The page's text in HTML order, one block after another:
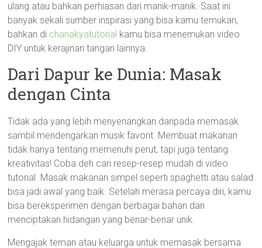
ulang atau bahkan perhiasan dari manik-manik. Saat ini
banyak sekali sumber inspirasi yang bisa kamu temukan,
bahkan di chanakyatutorial kamu bisa menemukan video
DIY untuk kerajinan tangan lainnya.
Dari Dapur ke Dunia: Masak
dengan Cinta
Tidak ada yang lebih menyenangkan daripada memasak
sambil mendengarkan musik favorit. Membuat makanan
tidak hanya tentang memenuhi perut, tapi juga tentang
kreativitas! Coba deh cari resep-resep mudah di video
tutorial. Masak makanan simpel seperti spaghetti atau salad
bisa jadi awal yang baik. Setelah merasa percaya diri, kamu
bisa bereksperimen dengan berbagai bahan dan
menciptakan hidangan yang benar-benar unik.
Mengajak teman atau keluarga untuk memasak bersama